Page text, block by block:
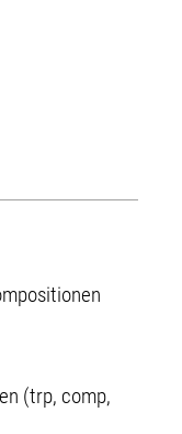
(trp, comp,